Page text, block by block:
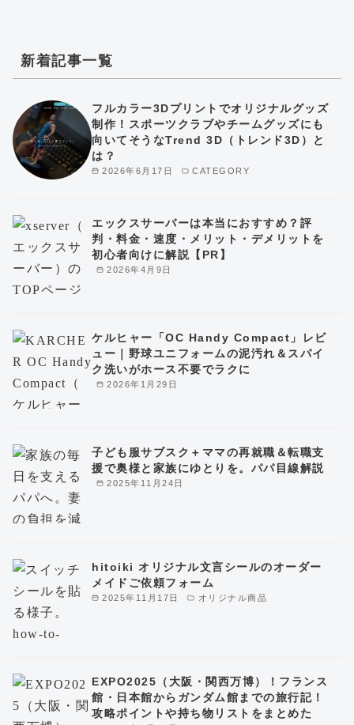
新着記事一覧
2026年6月17日 CATEGORY
フルカラー3Dプリントでオリジナルグッズ
制作！スポーツクラブやチームグッズにも
向いてそうなTrend 3D（トレンド3D）と
は？
2026年4月9日
エックスサーバーは本当におすすめ？評
判・料金・速度・メリット・デメリットを
初心者向けに解説【PR】
2026年1月29日
ケルヒャー「OC Handy Compact」レビ
ュー｜野球ユニフォームの泥汚れ＆スパイ
ク洗いがホース不要でラクに
2025年11月24日
子ども服サブスク＋ママの再就職＆転職支
援で奥様と家族にゆとりを。パパ目線解説
2025年11月17日 オリジナル商品
hitoiki オリジナル文言シールのオーダー
メイドご依頼フォーム
EXPO2025（大阪・関西万博）！フランス
館・日本館からガンダム館までの旅行記！
攻略ポイントや持ち物リストをまとめた